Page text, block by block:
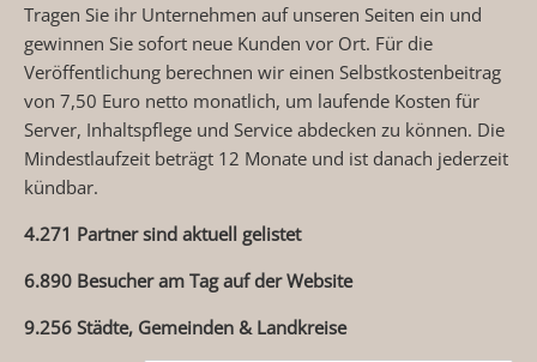
Tragen Sie ihr Unternehmen auf unseren Seiten ein und
gewinnen Sie sofort neue Kunden vor Ort. Für die
Veröffentlichung berechnen wir einen Selbstkostenbeitrag
von 7,50 Euro netto monatlich, um laufende Kosten für
Server, Inhaltspflege und Service abdecken zu können. Die
Mindestlaufzeit beträgt 12 Monate und ist danach jederzeit
kündbar.
4.271 Partner sind aktuell gelistet
6.890 Besucher am Tag auf der Website
9.256 Städte, Gemeinden & Landkreise